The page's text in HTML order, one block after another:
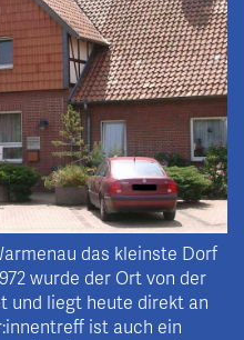
das kleinste Dorf
wurde der Ort von der
und liegt heute direkt an
ist auch ein